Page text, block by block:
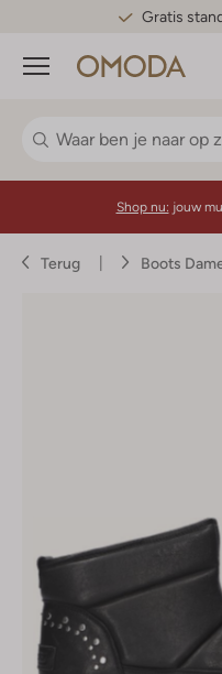
Gratis
Menu
Shop nu: jouw
Terug Boots